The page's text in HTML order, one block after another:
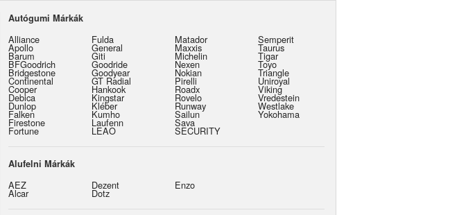
Autógumi Márkák
Alliance
Apollo
Barum
BFGoodrich
Bridgestone
Continental
Cooper
Debica
Dunlop
Falken
Firestone
Fortune
Fulda
General
Giti
Goodride
Goodyear
GT Radial
Hankook
Kingstar
Kléber
Kumho
Laufenn
LEAO
Matador
Maxxis
Michelin
Nexen
Nokian
Pirelli
Roadx
Rovelo
Runway
Sailun
Sava
SECURITY
Semperit
Taurus
Tigar
Toyo
Triangle
Uniroyal
Viking
Vredestein
Westlake
Yokohama
Alufelni Márkák
AEZ
Alcar
Dezent
Dotz
Enzo